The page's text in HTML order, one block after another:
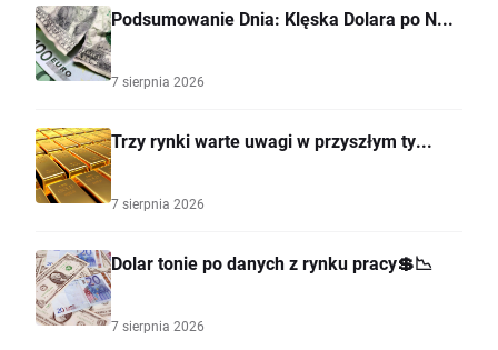
Podsumowanie Dnia: Klęska Dolara po N...
7 sierpnia 2026
Trzy rynki warte uwagi w przyszłym ty...
7 sierpnia 2026
Dolar tonie po danych z rynku pracy💲📉
7 sierpnia 2026